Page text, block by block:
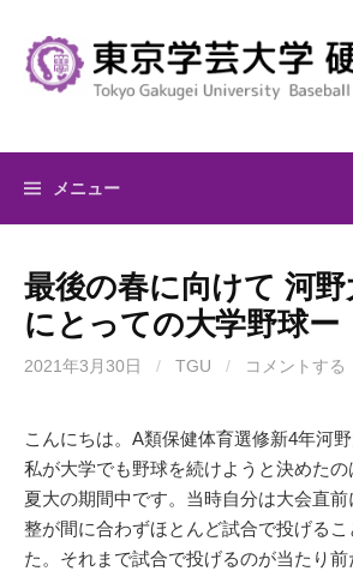
キ
メニュー
最後の春に向けて 河
にとっての大学野球ー
2021年3月30日 / TGU / コメントする
こんにちは。A類保健体育選修新4年河野
私が大学でも野球を続けようと決めた
夏大の期間中です。当時自分は大会直
整が間に合わずほとんど試合で投げる
た。それまで試合で投げるのが当たり